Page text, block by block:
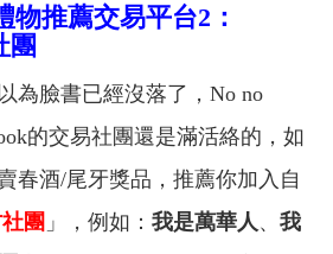
物推薦交易平台2：
團
臉書已經沒落了，No no
的交易社團還是滿活絡的，如
春酒/尾牙獎品，推薦你加入自
團 」，例如： 我是萬華人 、 我